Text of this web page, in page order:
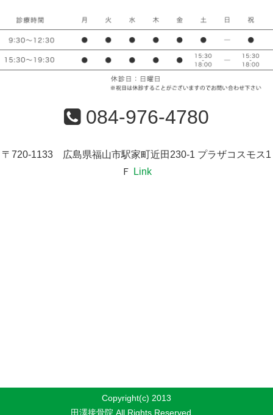
084-976-4780
〒720-1133 広島県福山市駅家町近田230-1 プラザコスモス1
Ｆ
Link
Copyright(c) 2013
田澤接骨院 All Rights Reserved.